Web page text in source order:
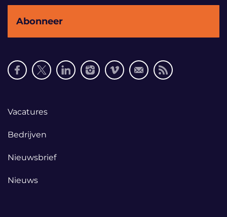
Social
media
Footer
Vacatures
Bedrijven
Nieuwsbrief
Nieuws